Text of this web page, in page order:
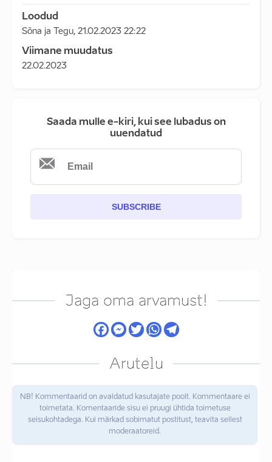
Loodud
Sõna ja Tegu, 21.02.2023 22:22
Viimane muudatus
22.02.2023
Saada mulle e-kiri, kui see lubadus on
uuendatud
SUBSCRIBE
Jaga oma arvamust!
Arutelu
NB! Kommentaarid on avaldatud kasutajate poolt. Kommentaare ei
toimetata. Komentaaride sisu ei pruugi ühtida toimetuse
seisukohtadega. Kui märkad sobimatut postitust, teavita sellest
moderaatoreid.